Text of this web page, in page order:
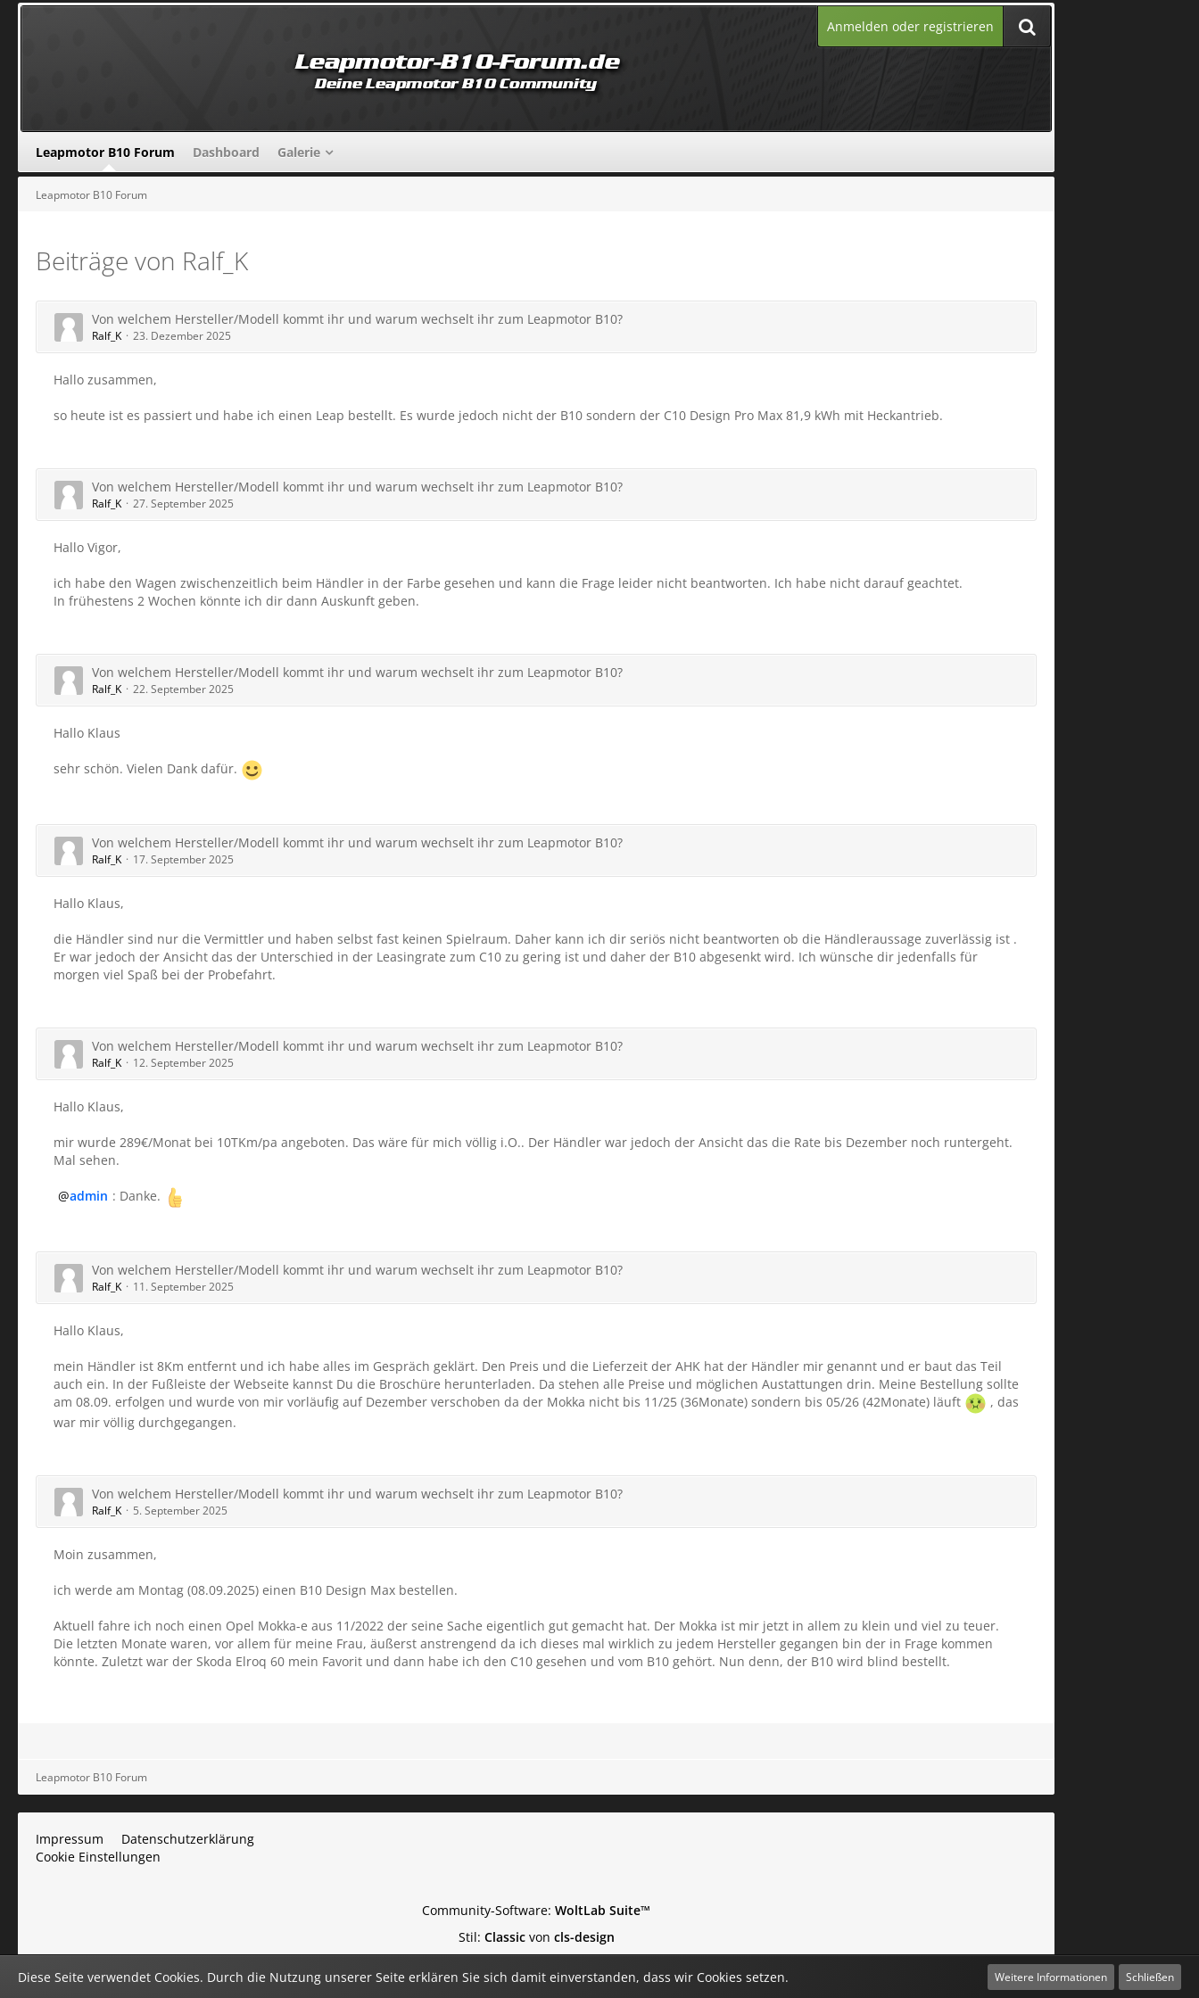
Anmelden oder registrieren
Leapmotor B10 Forum Dashboard Galerie
Leapmotor B10 Forum
Beiträge von Ralf_K
Von welchem Hersteller/Modell kommt ihr und warum wechselt ihr zum Leapmotor B10?
Ralf_K 23. Dezember 2025
Hallo zusammen,
so heute ist es passiert und habe ich einen Leap bestellt. Es wurde jedoch nicht der B10 sondern der C10 Design Pro Max 81,9 kWh mit Heckantrieb.
Von welchem Hersteller/Modell kommt ihr und warum wechselt ihr zum Leapmotor B10?
Ralf_K 27. September 2025
Hallo Vigor,
ich habe den Wagen zwischenzeitlich beim Händler in der Farbe gesehen und kann die Frage leider nicht beantworten. Ich habe nicht darauf geachtet.
In frühestens 2 Wochen könnte ich dir dann Auskunft geben.
Von welchem Hersteller/Modell kommt ihr und warum wechselt ihr zum Leapmotor B10?
Ralf_K 22. September 2025
Hallo Klaus
sehr schön. Vielen Dank dafür.
Von welchem Hersteller/Modell kommt ihr und warum wechselt ihr zum Leapmotor B10?
Ralf_K 17. September 2025
Hallo Klaus,
die Händler sind nur die Vermittler und haben selbst fast keinen Spielraum. Daher kann ich dir seriös nicht beantworten ob die Händleraussage zuverlässig ist .
Er war jedoch der Ansicht das der Unterschied in der Leasingrate zum C10 zu gering ist und daher der B10 abgesenkt wird. Ich wünsche dir jedenfalls für
morgen viel Spaß bei der Probefahrt.
Von welchem Hersteller/Modell kommt ihr und warum wechselt ihr zum Leapmotor B10?
Ralf_K 12. September 2025
Hallo Klaus,
mir wurde 289€/Monat bei 10TKm/pa angeboten. Das wäre für mich völlig i.O.. Der Händler war jedoch der Ansicht das die Rate bis Dezember noch runtergeht.
Mal sehen.
admin : Danke.
Von welchem Hersteller/Modell kommt ihr und warum wechselt ihr zum Leapmotor B10?
Ralf_K 11. September 2025
Hallo Klaus,
mein Händler ist 8Km entfernt und ich habe alles im Gespräch geklärt. Den Preis und die Lieferzeit der AHK hat der Händler mir genannt und er baut das Teil
auch ein. In der Fußleiste der Webseite kannst Du die Broschüre herunterladen. Da stehen alle Preise und möglichen Austattungen drin. Meine Bestellung sollte
am 08.09. erfolgen und wurde von mir vorläufig auf Dezember verschoben da der Mokka nicht bis 11/25 (36Monate) sondern bis 05/26 (42Monate) läuft
, das
war mir völlig durchgegangen.
Von welchem Hersteller/Modell kommt ihr und warum wechselt ihr zum Leapmotor B10?
Ralf_K 5. September 2025
Moin zusammen,
ich werde am Montag (08.09.2025) einen B10 Design Max bestellen.
Aktuell fahre ich noch einen Opel Mokka-e aus 11/2022 der seine Sache eigentlich gut gemacht hat. Der Mokka ist mir jetzt in allem zu klein und viel zu teuer.
Die letzten Monate waren, vor allem für meine Frau, äußerst anstrengend da ich dieses mal wirklich zu jedem Hersteller gegangen bin der in Frage kommen
könnte. Zuletzt war der Skoda Elroq 60 mein Favorit und dann habe ich den C10 gesehen und vom B10 gehört. Nun denn, der B10 wird blind bestellt.
Leapmotor B10 Forum
Impressum
Datenschutzerklärung
Cookie Einstellungen
Community-Software: WoltLab Suite™
Stil: Classicvon cls-design
Diese Seite verwendet Cookies. Durch die Nutzung unserer Seite erklären Sie sich damit einverstanden, dass wir Cookies setzen. Weitere Informationen Schließen